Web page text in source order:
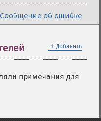
Сообщение об ошибке
＋ Добавить
примечания для